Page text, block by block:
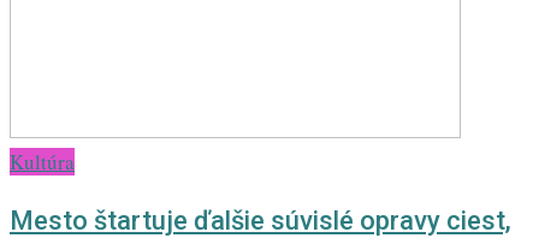
Kultúra
Mesto štartuje ďalšie súvislé opravy ciest,